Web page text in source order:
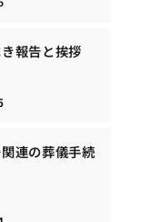
報告と挨拶
連の葬儀手続